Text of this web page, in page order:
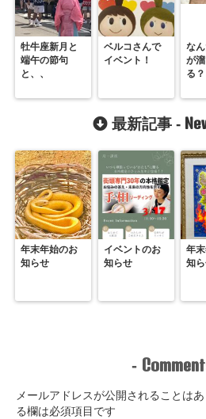
牡牛座新月と
端午の節句
と、、
ベルコさんで
イベント！
な
が
る？
最新記事 -
年末年始のお
知らせ
イベントのお
知らせ
年
知
-
メールアドレスが公開されることはあ
る欄は必須項目です